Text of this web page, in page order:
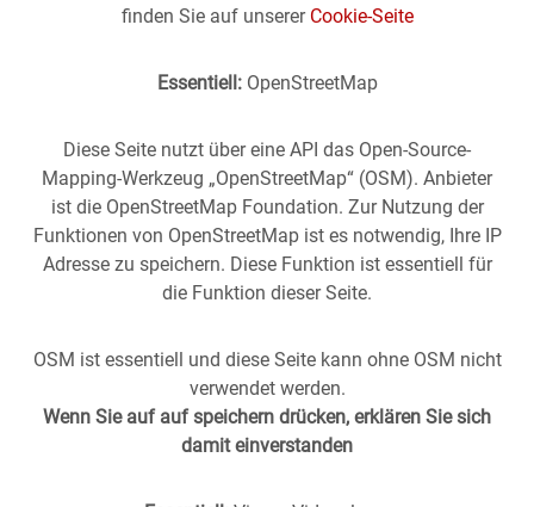
finden Sie auf unserer Cookie-Seite
Essentiell:OpenStreetMap
Diese Seite nutzt über eine API das Open-Source-
Mapping-Werkzeug „OpenStreetMap“ (OSM). Anbieter
ist die OpenStreetMap Foundation. Zur Nutzung der
Funktionen von OpenStreetMap ist es notwendig, Ihre IP
Adresse zu speichern. Diese Funktion ist essentiell für
die Funktion dieser Seite.
OSM ist essentiell und diese Seite kann ohne OSM nicht
verwendet werden.
Wenn Sie auf auf speichern drücken, erklären Sie sich
damit einverstanden